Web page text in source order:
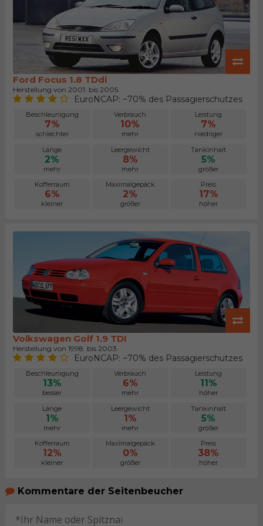
Ford Focus 1.8 TDdi
Herstellung von 2001. bis 2005.
EuroNCAP: ~70% des Passagierschutzes
Beschleunigung
7%
schlechter
Verbrauch
10%
mehr
Leistung
7%
niedriger
Länge
2%
mehr
Leergewicht
8%
mehr
Tankinhalt
5%
größer
Kofferraum
6%
kleiner
Maximalgepäck
2%
größer
Preis
17%
höher
Volkswagen Golf 1.9 TDI
Herstellung von 1998. bis 2003.
EuroNCAP: ~70% des Passagierschutzes
Beschleunigung
13%
besser
Verbrauch
6%
mehr
Leistung
11%
höher
Länge
1%
mehr
Leergewicht
1%
mehr
Tankinhalt
5%
größer
Kofferraum
12%
kleiner
Maximalgepäck
0%
größer
Preis
38%
höher
Kommentare der Seitenbeucher